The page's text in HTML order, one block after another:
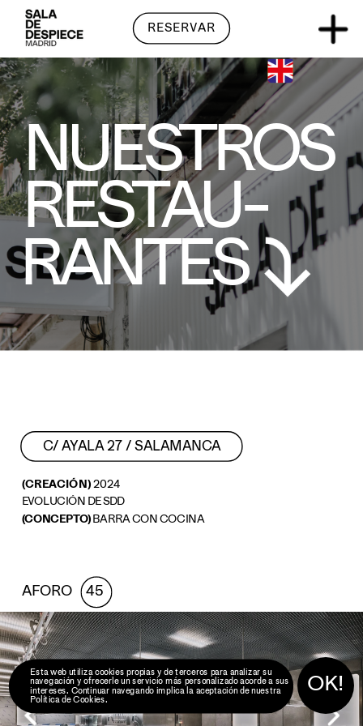
RESERVAR
C/ AYALA 27 / SALAMANCA
NUESTROS
RESTAU-
RANTES
(CREACIÓN) 2024
EVOLUCIÓN DE SDD
(CONCEPTO) BARRA CON COCINA
AFORO 45
Esta web utiliza cookies propias y de terceros para analizar su
navegación y ofrecerle un servicio más personalizado acorde a sus
Política de Cookies.
OK!
RESERVAR